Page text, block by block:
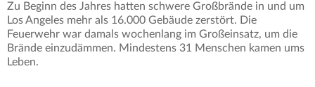
Zu Beginn des Jahres hatten schwere Großbrände in und um
Los Angeles mehr als 16.000 Gebäude zerstört. Die
Feuerwehr war damals wochenlang im Großeinsatz, um die
Brände einzudämmen. Mindestens 31 Menschen kamen ums
Leben.